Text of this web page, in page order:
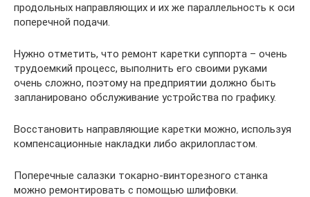
продольных направляющих и их же параллельность к оси
поперечной подачи.
Нужно отметить, что ремонт каретки суппорта – очень
трудоемкий процесс, выполнить его своими руками
очень сложно, поэтому на предприятии должно быть
запланировано обслуживание устройства по графику.
Восстановить направляющие каретки можно, используя
компенсационные накладки либо акрилопластом.
Поперечные салазки токарно-винторезного станка
можно ремонтировать с помощью шлифовки.